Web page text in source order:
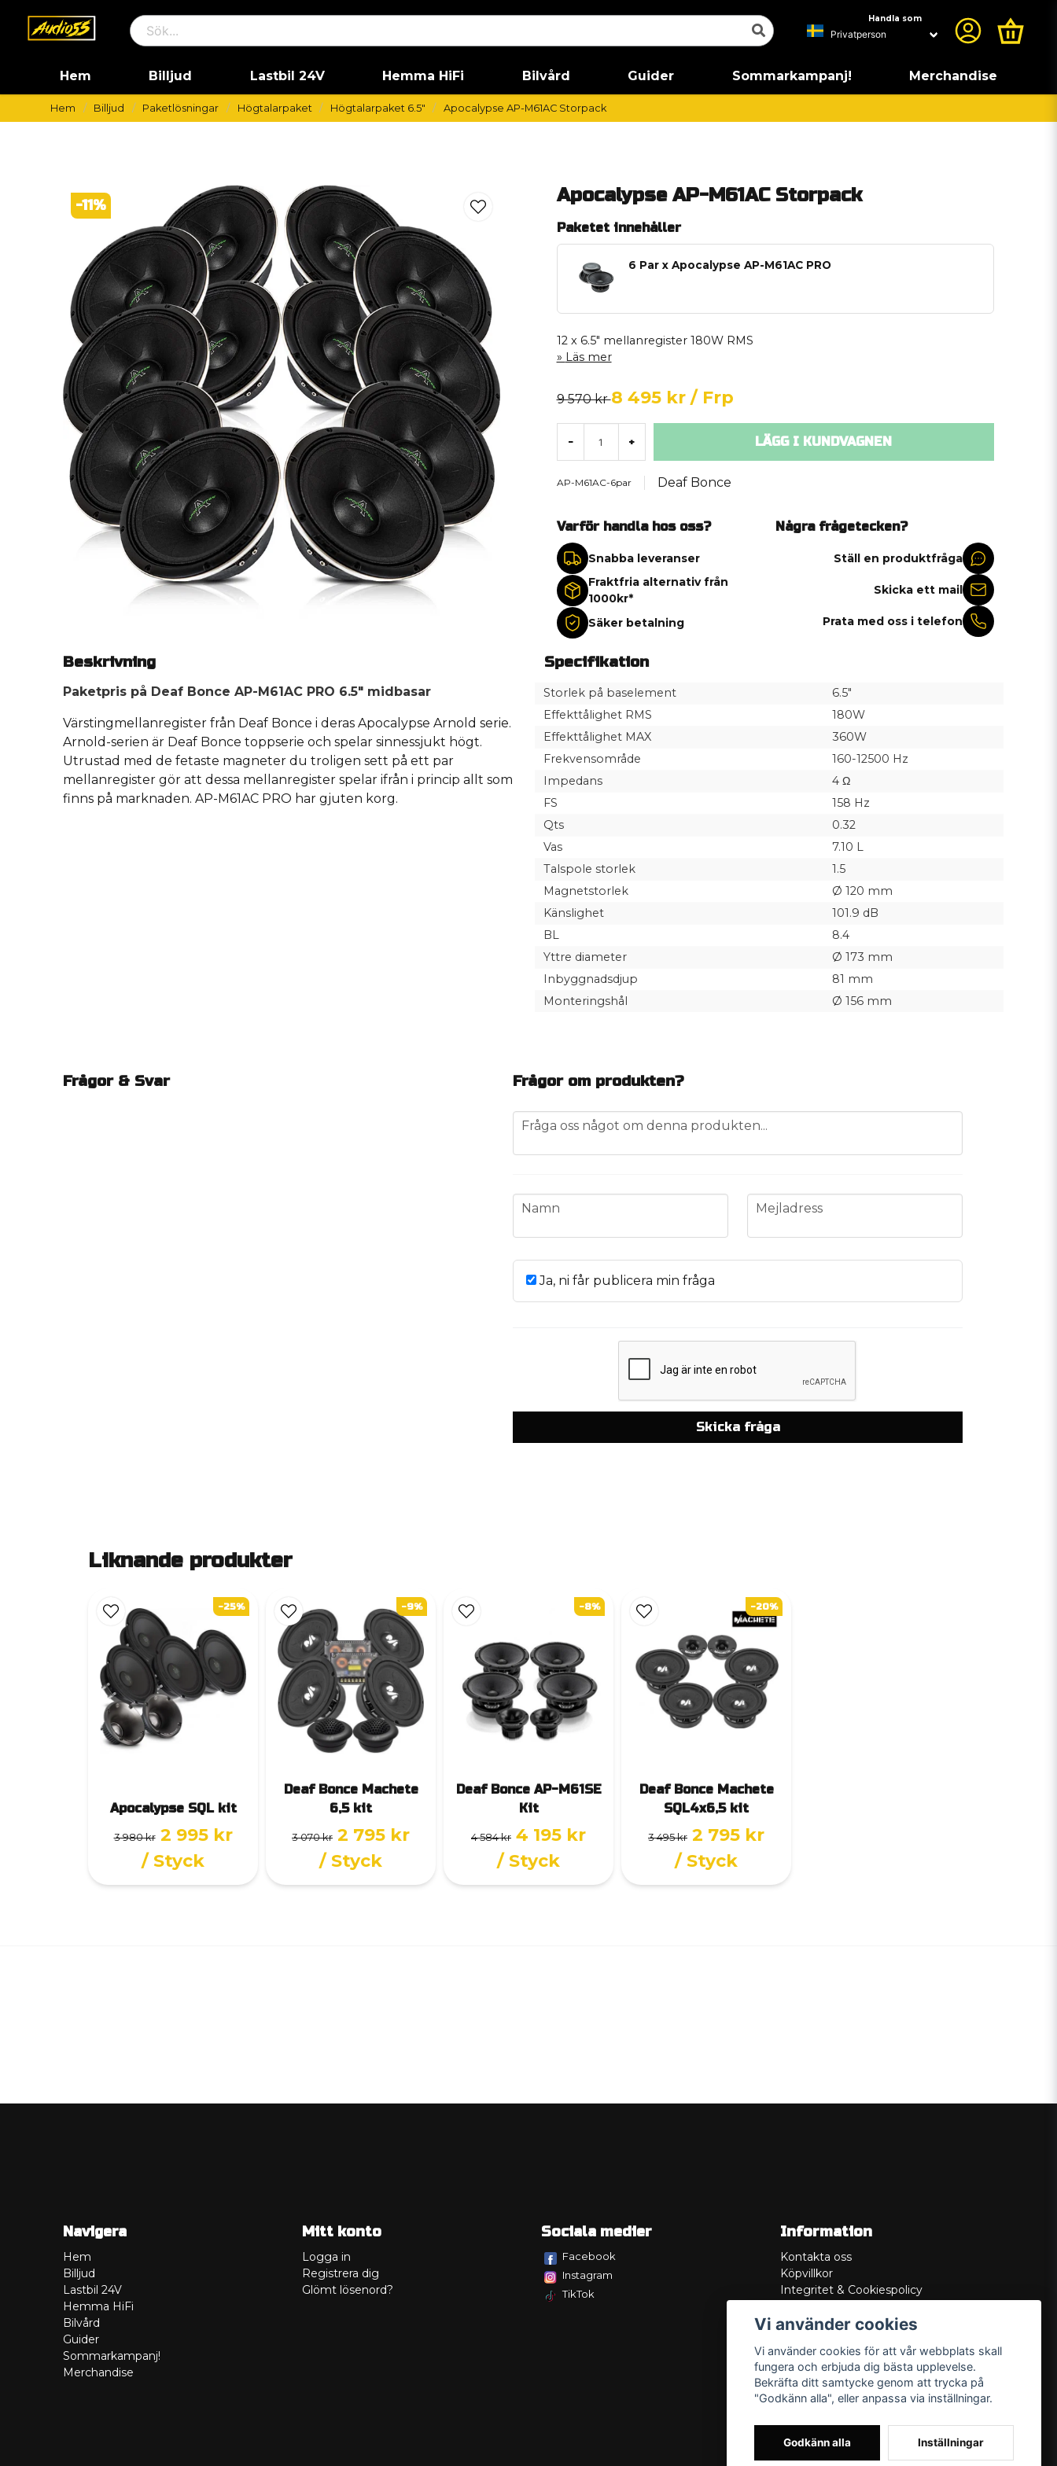
Handla som
Hem Billjud Lastbil 24V Hemma HiFi Bilvård Guider Sommarkampanj! Merchandise
Hem Billjud Paketlösningar Högtalarpaket Högtalarpaket 6.5" Apocalypse AP-M61AC Storpack
-11% Apocalypse AP-M61AC Storpack
Paketet innehåller
6 Par x Apocalypse AP-M61AC PRO
12 x 6.5" mellanregister 180W RMS
Läs mer
9 570 kr8 495 kr / Frp
- + LÄGG I KUNDVAGNEN
AP-M61AC-6par Deaf Bonce
Varför handla hos oss?
Snabba leveranser
Fraktfria alternativ från
1000kr*
Säker betalning
Några frågetecken?
Ställ en produktfråga
Skicka ett mail
Prata med oss i telefon
Beskrivning
Paketpris på Deaf Bonce AP-M61AC PRO 6.5" midbasar
Värstingmellanregister från Deaf Bonce i deras Apocalypse Arnold serie.
Arnold-serien är Deaf Bonce toppserie och spelar sinnessjukt högt.
Utrustad med de fetaste magneter du troligen sett på ett par
mellanregister gör att dessa mellanregister spelar ifrån i princip allt som
finns på marknaden. AP-M61AC PRO har gjuten korg.
Specifikation
Storlek på baselement
6.5"
Effekttålighet RMS
180W
Effekttålighet MAX
360W
Frekvensområde
160-12500 Hz
Impedans
4 Ω
FS
158 Hz
Qts
0.32
Vas
7.10 L
Talspole storlek
1.5
Magnetstorlek
Ø 120 mm
Känslighet
101.9 dB
BL
8.4
Yttre diameter
Ø 173 mm
Inbyggnadsdjup
81 mm
Monteringshål
Ø 156 mm
Frågor & Svar Frågor om produkten?
question
Fråga oss något om denna produkten...
name
Namn email
Mejladress
Ja, ni får publicera min fråga
Skicka fråga
Liknande produkter
Apocalypse SQL kit
3 980 kr 2 995 kr
/ Styck
-25%
Deaf Bonce Machete
6,5 kit
3 070 kr 2 795 kr
/ Styck
-9%
Deaf Bonce AP-M61SE
Kit
4 584 kr 4 195 kr
/ Styck
-8%
Deaf Bonce Machete
SQL4x6,5 kit
3 495 kr 2 795 kr
/ Styck
-20%
Navigera
Hem
Billjud
Lastbil 24V
Hemma HiFi
Bilvård
Guider
Sommarkampanj!
Merchandise
Mitt konto
Logga in
Registrera dig
Glömt lösenord?
Sociala medier
Facebook
Instagram
TikTok
Information
Kontakta oss
Köpvillkor
Integritet & Cookiespolicy
Service/Garanti
Lådritning
Om oss
Vi använder cookies
Vi använder cookies för att vår webbplats skall
fungera och erbjuda dig bästa upplevelse.
Bekräfta ditt samtycke genom att trycka på
"Godkänn alla", eller anpassa via inställningar.
Godkänn alla Inställningar